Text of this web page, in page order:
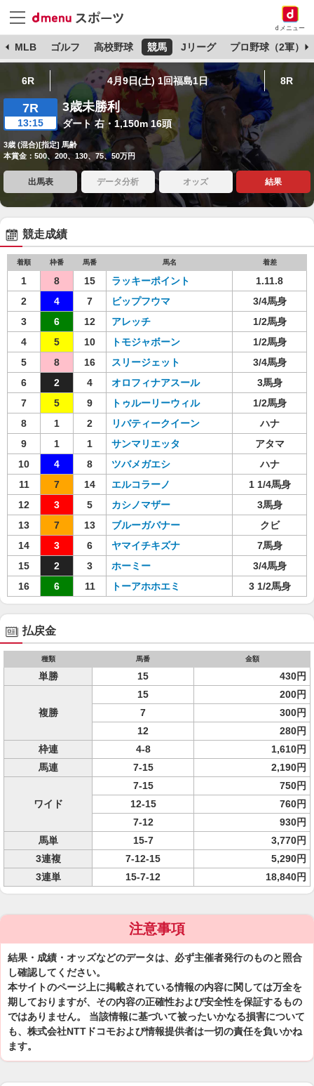
dメニュー
MLB ゴルフ 高校野球 競馬 Jリーグ プロ野球（2軍）
6R 4月9日(土) 1回福島1日 8R
7R
13:15
3歳未勝利
ダート 右・1,150m 16頭
3歳 (混合)[指定] 馬齢
本賞金：500、200、130、75、50万円
出馬表 データ分析 オッズ 結果
競走成績
着順 枠番 馬番 馬名 着差
1 8 15 ラッキーポイント
1.11.8
2
4 7 ビップフウマ
3/4馬身
3
6 12 アレッチ
1/2馬身
4
5 10 トモジャボーン
1/2馬身
5
8 16 スリージェット
3/4馬身
6
2 4 オロフィナアスール
3馬身
7
5 9 トゥルーリーウィル
1/2馬身
8
1 2 リバティークイーン
ハナ
9
1 1 サンマリエッタ
アタマ
10
4 8 ツバメガエシ
ハナ
11
7 14 エルコラーノ
1 1/4馬身
12
3 5 カシノマザー
3馬身
13
7 13 ブルーガバナー
クビ
14
3 6 ヤマイチキズナ
7馬身
15
2 3 ホーミー
3/4馬身
16
6 11 トーアホホエミ 3 1/2馬身
払戻金
種類 馬番 金額
単勝 15 430円
複勝
15
200円
7
300円
12
280円
枠連
4-8
1,610円
馬連
7-15 2,190円
ワイド
7-15
750円
12-15
760円
7-12
930円
馬単
15-7
3,770円
3連複
7-12-15
5,290円
3連単
15-7-12 18,840円
注意事項
結果・成績・オッズなどのデータは、必ず主催者発行のものと照合
し確認してください。
本サイトのページ上に掲載されている情報の内容に関しては万全を
期しておりますが、その内容の正確性および安全性を保証するもの
ではありません。 当該情報に基づいて被ったいかなる損害について
も、株式会社NTTドコモおよび情報提供者は一切の責任を負いかね
ます。